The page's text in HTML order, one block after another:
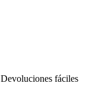
Devoluciones fáciles